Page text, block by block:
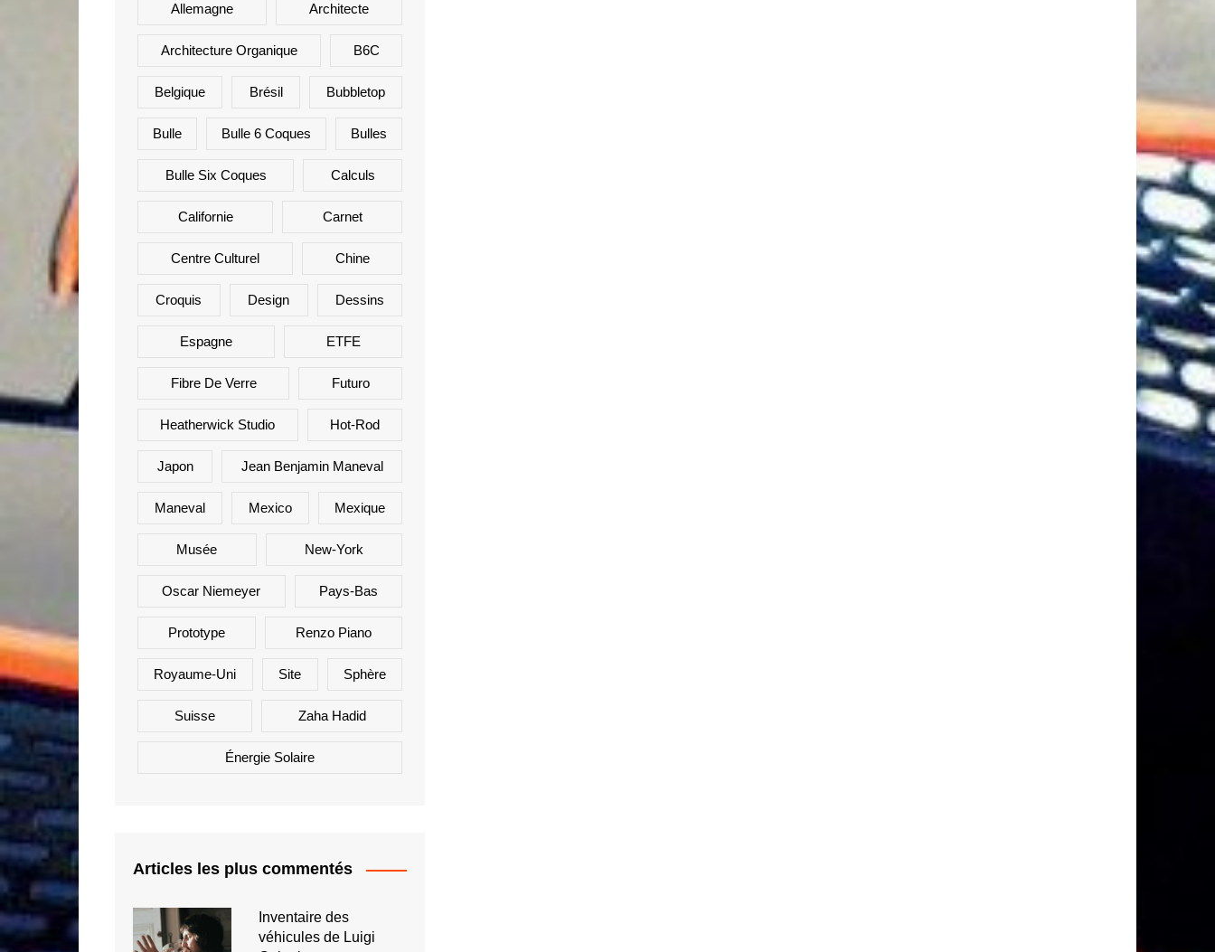
Allemagne Architecte
Architecture Organique B6C
Belgique Brésil Bubbletop
Bulle Bulle 6 Coques Bulles
Bulle Six Coques Calculs
Californie Carnet
Centre Culturel Chine
Croquis Design Dessins
Espagne ETFE
Fibre De Verre Futuro
Heatherwick Studio Hot-Rod
Japon Jean Benjamin Maneval
Maneval Mexico Mexique
Musée New-York
Oscar Niemeyer Pays-Bas
Prototype Renzo Piano
Royaume-Uni Site Sphère
Suisse Zaha Hadid
Énergie Solaire
Articles les plus commentés
Inventaire des
véhicules de Luigi